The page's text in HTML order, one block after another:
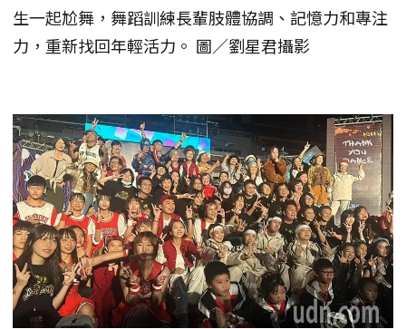
生一起尬舞，舞蹈訓練長輩肢體協調、記憶力和專注
力，重新找回年輕活力。 圖／劉星君攝影